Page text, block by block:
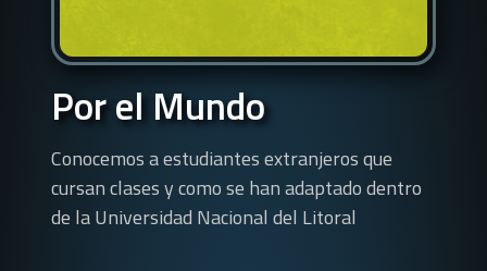
Por el Mundo
Conocemos a estudiantes extranjeros que
cursan clases y como se han adaptado dentro
de la Universidad Nacional del Litoral